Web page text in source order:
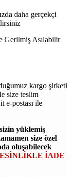
daha gerçekçi
Gerilmiş Asılabilir
kargo şirketi
size teslim
e-postası ile
yüklemiş
size özel
oluşabilecek
İADE